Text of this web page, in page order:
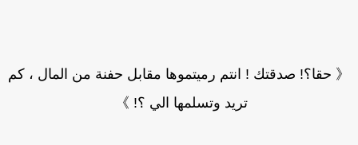
حقا؟! صدقتك ! انتم رميتموها مقابل حفنة من المال ، كم
تريد وتسلمها الي ؟! 》